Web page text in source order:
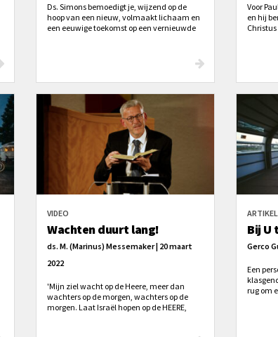
Ds. Simons bemoedigt je, wijzend op de
hoop van een nieuw, volmaakt lichaam en
een eeuwige toekomst op een vernieuwde
genade is genoeg voor jou.’
Voor
en hij
als het
VIDEO
Wachten duurt lang!
ds. M. (Marinus) Messemaker | 20 maart
2022
'Mijn ziel wacht op de Heere, meer dan
wachters op de morgen, wachters op de
morgen. Laat Israël hopen op de HEERE,
ARTIKEL
Bij U
Gerco
Een
rug om